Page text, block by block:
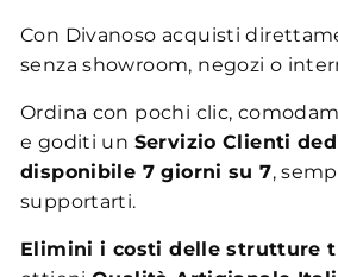
Con Divanoso acquisti
senza showroom, negozi o
Ordina con pochi clic,
e goditi un Servizio Clienti
disponibile 7 giorni su 7,
supportarti.
Elimini i costi delle strutture